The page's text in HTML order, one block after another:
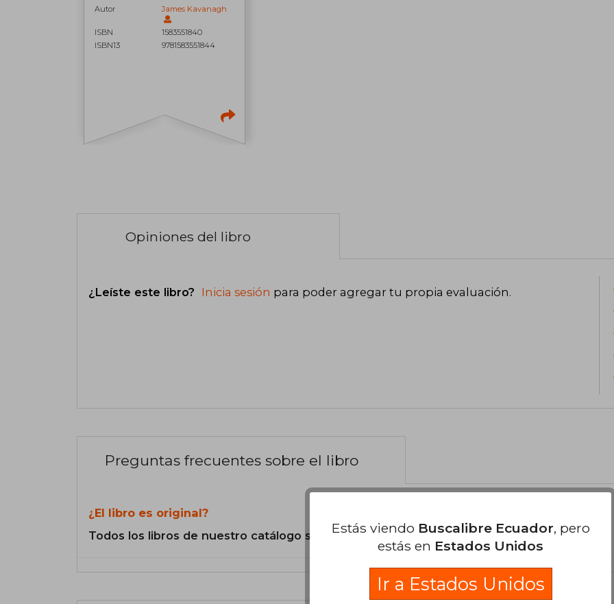
Autor
James Kavanagh
ISBN
1583551840
ISBN13
9781583551844
Opiniones del libro
¿Leíste este libro? Inicia sesión para poder agregar tu propia evaluación.
Preguntas frecuentes sobre el libro
¿El libro es original?
Todos los libros de nuestro catálogo son Originales.
Estás viendo Buscalibre Ecuador, pero
estás en Estados Unidos
Ir a Estados Unidos